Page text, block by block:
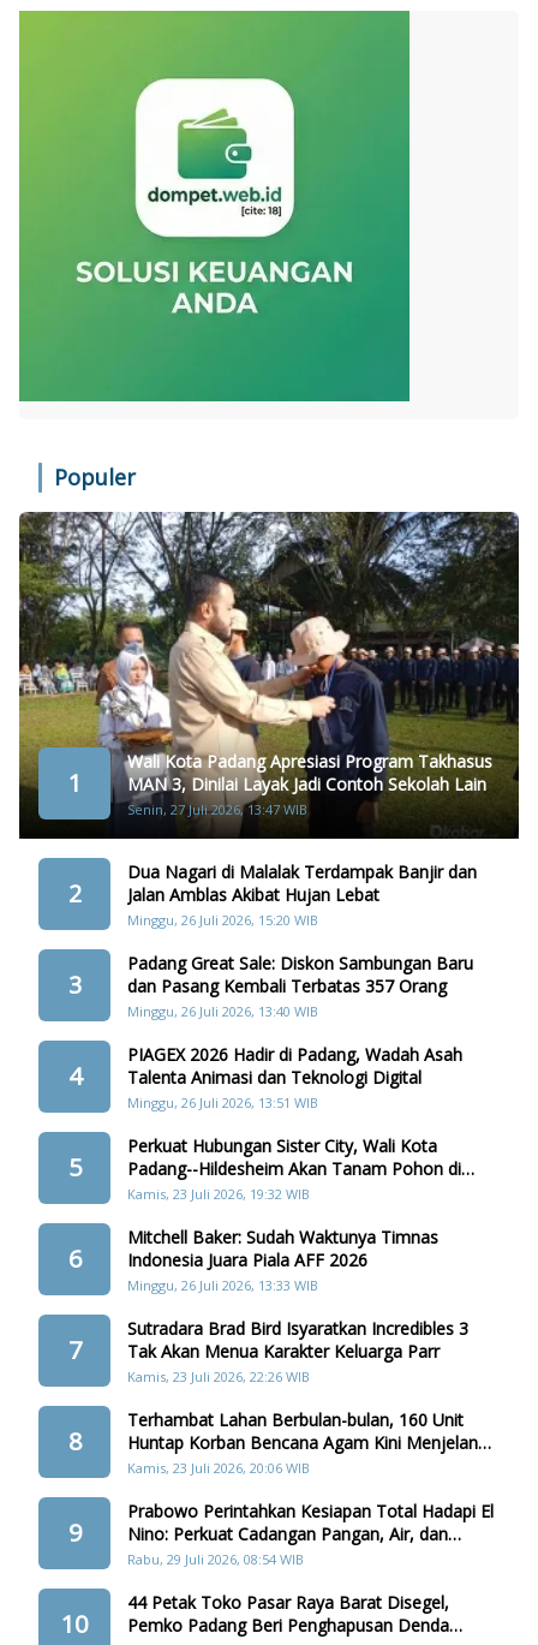
Populer
1
Wali Kota Padang Apresiasi Program Takhasus
MAN 3, Dinilai Layak Jadi Contoh Sekolah Lain
Senin, 27 Juli 2026, 13:47 WIB
2
Dua Nagari di Malalak Terdampak Banjir dan
Jalan Amblas Akibat Hujan Lebat
Minggu, 26 Juli 2026, 15:20 WIB
3
Padang Great Sale: Diskon Sambungan Baru
dan Pasang Kembali Terbatas 357 Orang
Minggu, 26 Juli 2026, 13:40 WIB
4
PIAGEX 2026 Hadir di Padang, Wadah Asah
Talenta Animasi dan Teknologi Digital
Minggu, 26 Juli 2026, 13:51 WIB
5
Perkuat Hubungan Sister City, Wali Kota
Padang--Hildesheim Akan Tanam Pohon di
Batang Arau
Kamis, 23 Juli 2026, 19:32 WIB
6
Mitchell Baker: Sudah Waktunya Timnas
Indonesia Juara Piala AFF 2026
Minggu, 26 Juli 2026, 13:33 WIB
7
Sutradara Brad Bird Isyaratkan Incredibles 3
Tak Akan Menua Karakter Keluarga Parr
Kamis, 23 Juli 2026, 22:26 WIB
8
Terhambat Lahan Berbulan-bulan, 160 Unit
Huntap Korban Bencana Agam Kini Menjelang
Realisasi
Kamis, 23 Juli 2026, 20:06 WIB
9
Prabowo Perintahkan Kesiapan Total Hadapi El
Nino: Perkuat Cadangan Pangan, Air, dan
Teknologi
Rabu, 29 Juli 2026, 08:54 WIB
10
44 Petak Toko Pasar Raya Barat Disegel,
Pemko Padang Beri Penghapusan Denda